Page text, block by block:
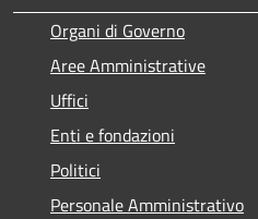
Organi di Governo
Aree Amministrative
Uffici
Enti e fondazioni
Politici
Personale Amministrativo